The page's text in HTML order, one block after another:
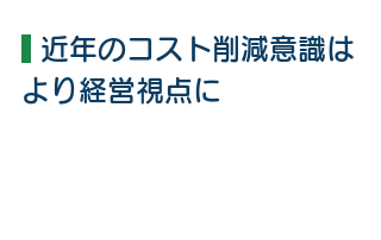
近年のコスト削減意識は
より経営視点に